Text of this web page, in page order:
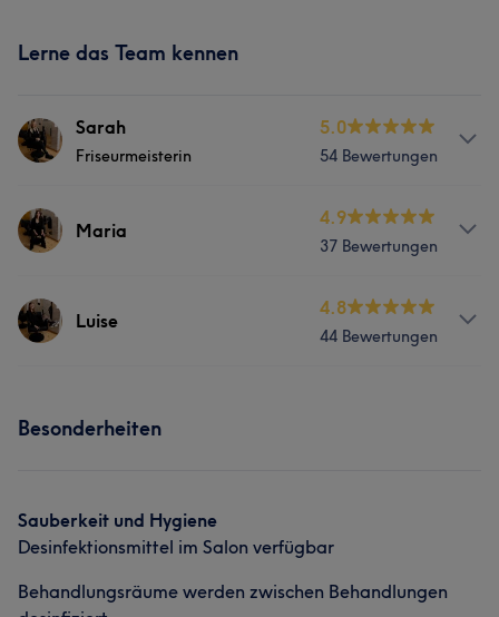
Lerne das Team kennen
Sarah
Friseurmeisterin
5.0
54 Bewertungen
Services
Haarentfernung
Herzlich 8
Maria
4.9
37 Bewertungen
Services
Kompetent 5
Luise
4.8
44 Bewertungen
Was unsere Kunden über Luise sagen
Besonderheiten
Sauberkeit und Hygiene
Desinfektionsmittel im Salon verfügbar
Behandlungsräume werden zwischen Behandlungen